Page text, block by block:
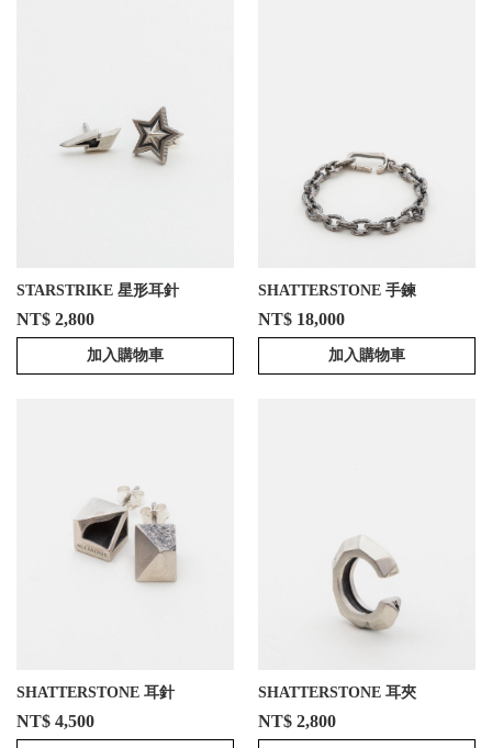
STARSTRIKE 星形耳針
NT$ 2,800
加入購物車
SHATTERSTONE 手鍊
NT$ 18,000
加入購物車
SHATTERSTONE 耳針
NT$ 4,500
SHATTERSTONE 耳夾
NT$ 2,800